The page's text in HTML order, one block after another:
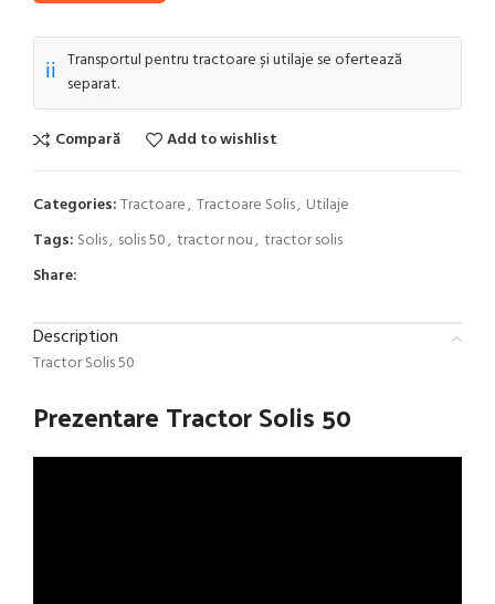
ℹ️ Transportul pentru tractoare și utilaje se ofertează
separat.
Compară Add to wishlist
Categories:Tractoare, Tractoare Solis, Utilaje
Tags: Solis, solis 50, tractor nou, tractor solis
Share:
Description
Tractor Solis 50
Prezentare Tractor Solis 50